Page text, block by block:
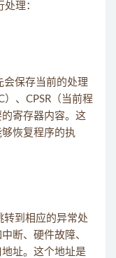
理：
会保存当前的处理
、CPSR（当前程
寄存器内容。这
恢复程序的执
转到相应的异常处
断、硬件故障、
址。这个地址是